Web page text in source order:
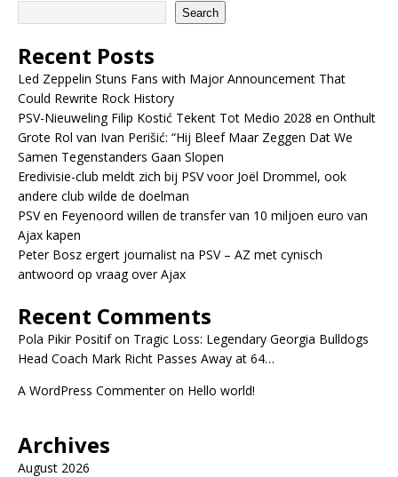
Search
Recent Posts
Led Zeppelin Stuns Fans with Major Announcement That
Could Rewrite Rock History
PSV-Nieuweling Filip Kostić Tekent Tot Medio 2028 en Onthult
Grote Rol van Ivan Perišić: “Hij Bleef Maar Zeggen Dat We
Samen Tegenstanders Gaan Slopen
Eredivisie-club meldt zich bij PSV voor Joël Drommel, ook
andere club wilde de doelman
PSV en Feyenoord willen de transfer van 10 miljoen euro van
Ajax kapen
Peter Bosz ergert journalist na PSV – AZ met cynisch
antwoord op vraag over Ajax
Recent Comments
Pola Pikir Positifon Tragic Loss: Legendary Georgia Bulldogs
Head Coach Mark Richt Passes Away at 64…
A WordPress Commenteron Hello world!
Archives
August 2026